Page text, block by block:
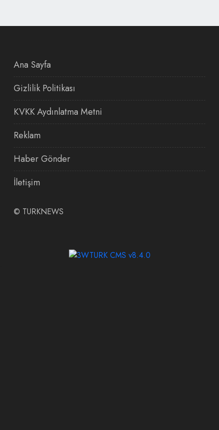
Ana Sayfa
Gizlilik Politikası
KVKK Aydınlatma Metni
Reklam
Haber Gönder
İletişim
© TURKNEWS